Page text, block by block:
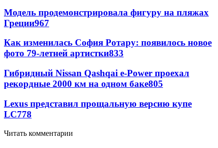
Модель продемонстрировала фигуру на пляжах
Греции967
Как изменилась София Ротару: появилось новое
фото 79-летней артистки833
Гибридный Nissan Qashqai e-Power проехал
рекордные 2000 км на одном баке805
Lexus представил прощальную версию купе
LC778
Читать комментарии